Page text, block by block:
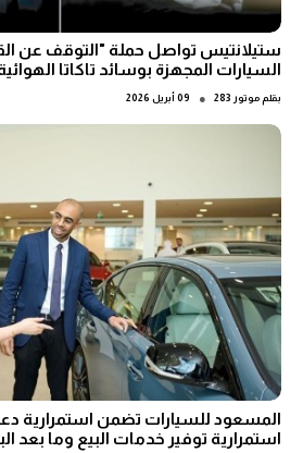
ستيلانتيس تواصل حملة "التوقف عن
السيارات المجهزة بوسائد تاكاتا
بقلم موتور 283 ● 09 أبريل 2026
المسعود للسيارات تضمن استمرارية
استمرارية توفير خدمات البيع وما بعد